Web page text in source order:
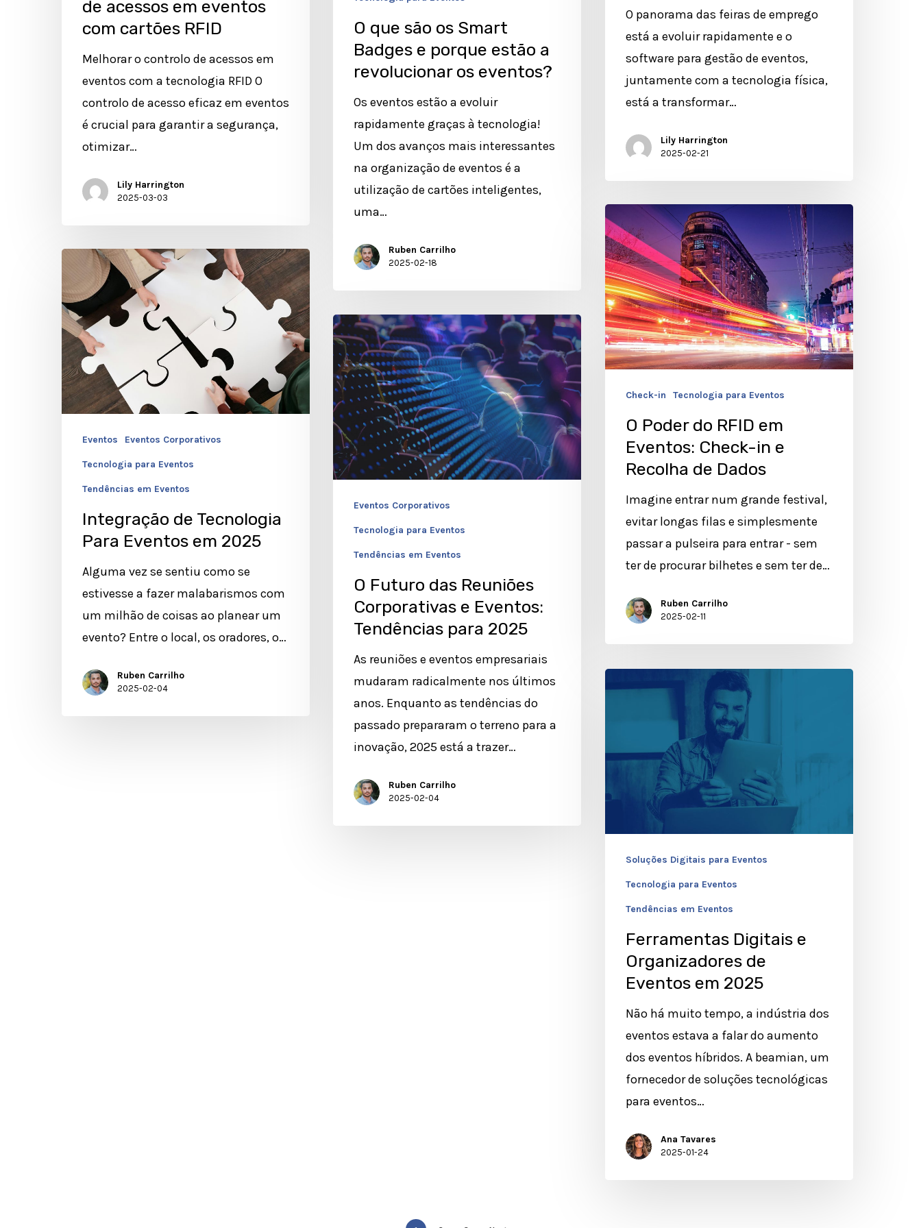
de acessos em eventos
com cartões RFID
Melhorar o controlo de acessos em
eventos com a tecnologia RFID O
controlo de acesso eficaz em eventos
é crucial para garantir a segurança,
otimizar…
Lily Harrington
2025-03-03
O panorama das feiras de emprego
está a evoluir rapidamente e o
software para gestão de eventos,
juntamente com a tecnologia física,
está a transformar…
Lily Harrington
2025-02-21
eventos?
O que são os Smart
Badges e porque estão a
revolucionar os eventos?
Os eventos estão a evoluir
rapidamente graças à tecnologia!
Um dos avanços mais interessantes
na organização de eventos é a
utilização de cartões inteligentes,
uma…
Ruben Carrilho
2025-02-18
O
Poder
do
RFID
em
Eventos:
Check-
in
Dados
Check-in Tecnologia para Eventos
O Poder do RFID em
Eventos: Check-in e
Recolha de Dados
Imagine entrar num grande festival,
evitar longas filas e simplesmente
passar a pulseira para entrar - sem
ter de procurar bilhetes e sem ter de…
Ruben Carrilho
2025-02-11
Integração
Tecnologia
Para
Eventos
em
2025
Eventos Eventos Corporativos
Tecnologia para Eventos
Tendências em Eventos
Integração de Tecnologia
Para Eventos em 2025
Alguma vez se sentiu como se
estivesse a fazer malabarismos com
um milhão de coisas ao planear um
evento? Entre o local, os oradores, o…
Ruben Carrilho
2025-02-04
O
Futuro
das
Reuniões
Corporativas
e
Eventos:
Tendências
paraEventos Corporativos
Tecnologia para Eventos
Tendências em Eventos
O Futuro das Reuniões
Corporativas e Eventos:
Tendências para 2025
As reuniões e eventos empresariais
mudaram radicalmente nos últimos
anos. Enquanto as tendências do
passado prepararam o terreno para a
inovação, 2025 está a trazer…
Ruben Carrilho
2025-02-04
Organizadores
2025
Soluções Digitais para Eventos
Tecnologia para Eventos
Tendências em Eventos
Ferramentas Digitais e
Organizadores de
Eventos em 2025
Não há muito tempo, a indústria dos
eventos estava a falar do aumento
dos eventos híbridos. A beamian, um
fornecedor de soluções tecnológicas
para eventos…
Ana Tavares
2025-01-24